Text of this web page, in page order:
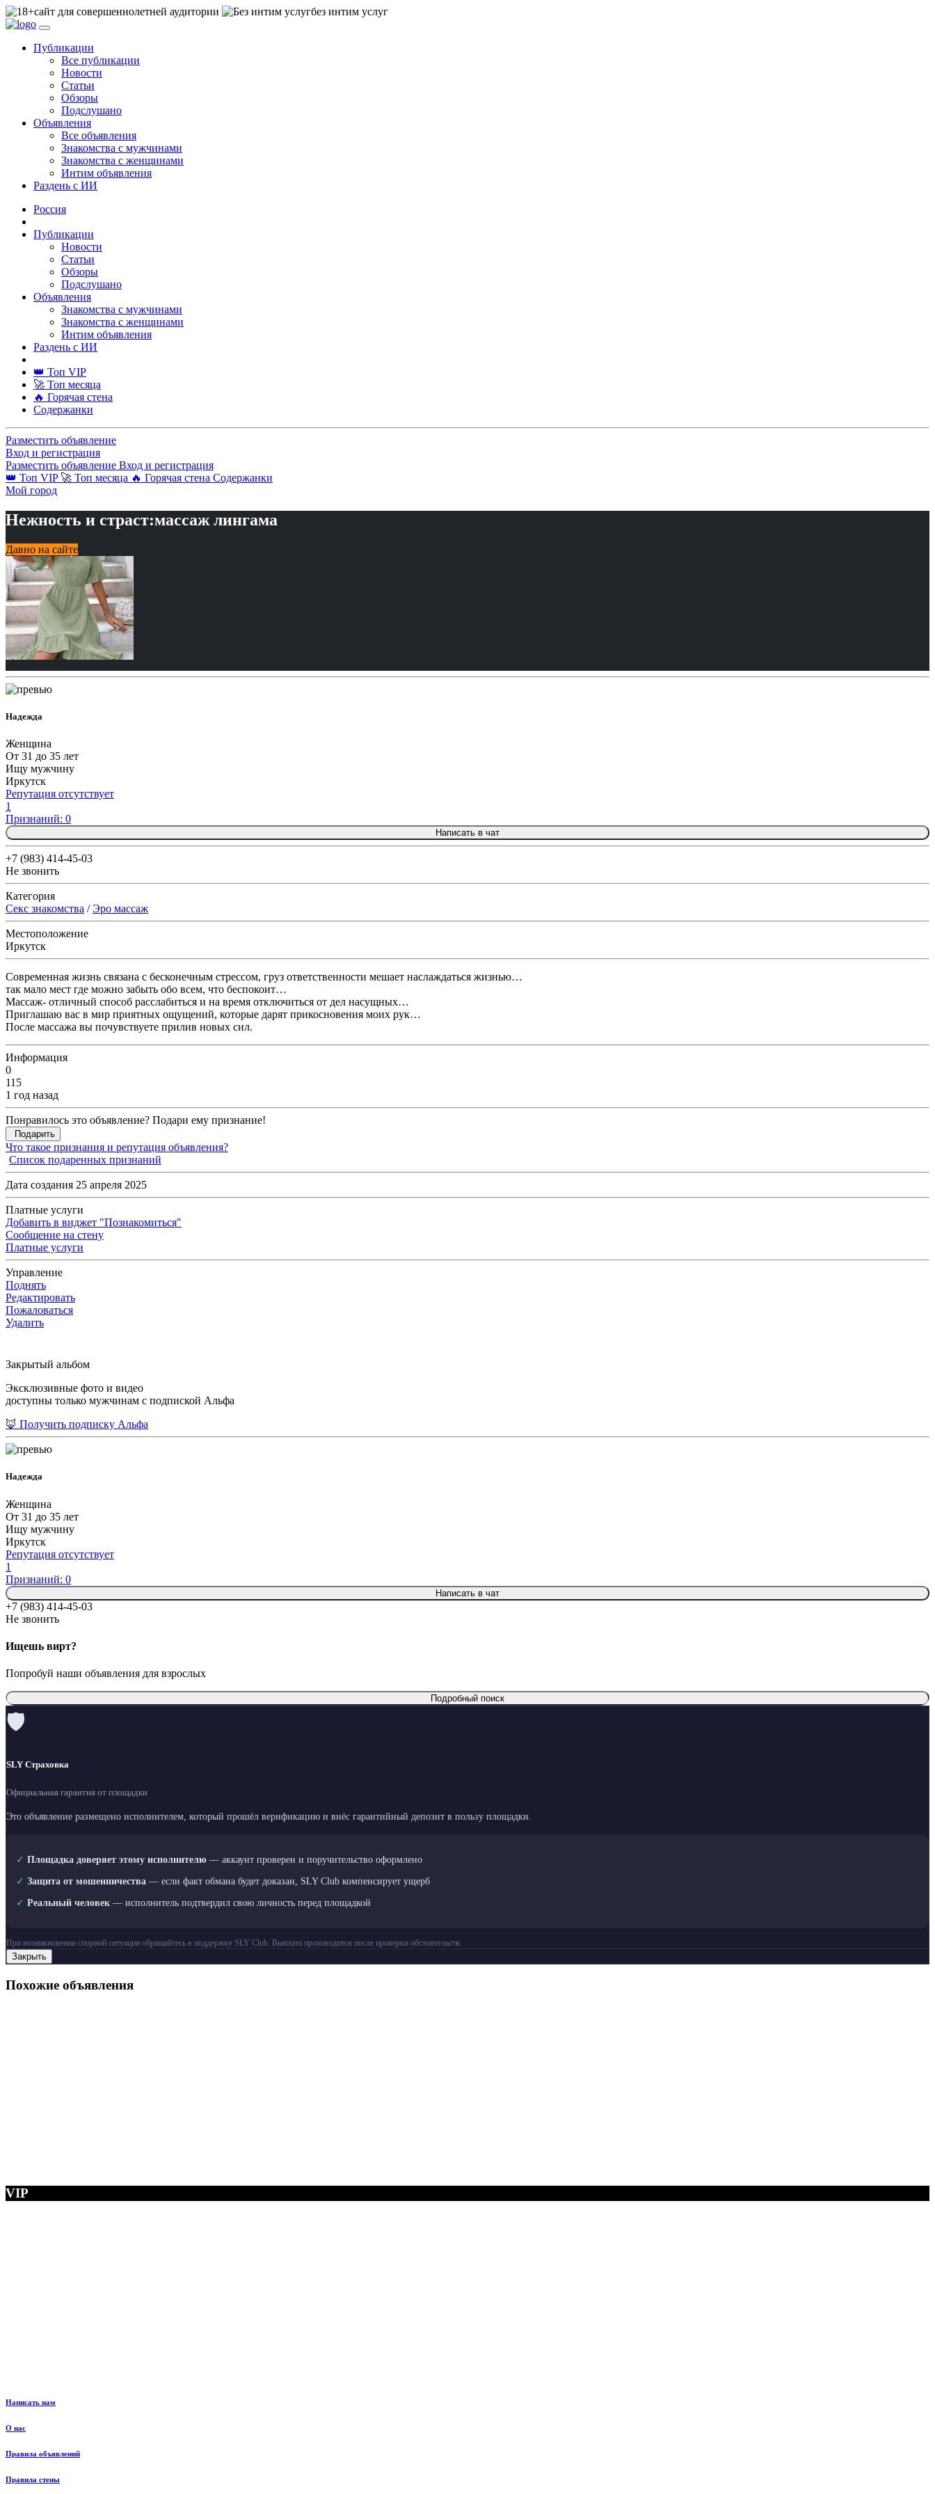
сайт для совершеннолетней аудитории без интим услуг
Публикации
Все публикации
Новости
Статьи
Обзоры
Подслушано
Объявления
Все объявления
Знакомства с мужчинами
Знакомства с женщинами
Интим объявления
Раздень с ИИ
Россия
Публикации
Новости
Статьи
Обзоры
Подслушано
Объявления
Знакомства с мужчинами
Знакомства с женщинами
Интим объявления
Раздень с ИИ
👑 Топ VIP
🚀 Топ месяца
🔥 Горячая стена
Содержанки
Разместить объявление
Вход и регистрация
Разместить объявление Вход и регистрация
👑 Топ VIP 🚀 Топ месяца 🔥 Горячая стена Содержанки
Мой город
Нежность и страст:массаж лингама
Давно на сайте
Надежда
Женщина
От 31 до 35 лет
Ищу мужчину
Иркутск
Репутация отсутствует
1
Признаний: 0
Написать в чат
+7 (983) 414-45-03
Не звонить
Категория
Секс знакомства /Эро массаж
Местоположение
Иркутск
Современная жизнь связана с бесконечным стрессом, груз ответственности мешает наслаждаться жизнью…
так мало мест где можно забыть обо всем, что беспокоит…
Массаж- отличный способ расслабиться и на время отключиться от дел насущных…
Приглашаю вас в мир приятных ощущений, которые дарят прикосновения моих рук…
После массажа вы почувствуете прилив новых сил.
Информация
0
115
1 год назад
Понравилось это объявление? Подари ему признание!
Подарить
Что такое признания и репутация объявления?
Список подаренных признаний
Дата создания 25 апреля 2025
Платные услуги
Добавить в виджет "Познакомиться"
Сообщение на стену
Платные услуги
Управление
Поднять
Редактировать
Пожаловаться
Удалить
Закрытый альбом
Эксклюзивные фото и видео
доступны только мужчинам с подпиской Альфа
🦊 Получить подписку Альфа
Надежда
Женщина
От 31 до 35 лет
Ищу мужчину
Иркутск
Репутация отсутствует
1
Признаний: 0
Написать в чат
+7 (983) 414-45-03
Не звонить
Ищешь вирт?
Попробуй наши объявления для взрослых
Подробный поиск
🛡
SLY Страховка
Официальная гарантия от площадки
Это объявление размещено исполнителем, который прошёл верификацию и внёс гарантийный депозит в пользу площадки.
✓ Площадка доверяет этому исполнителю — аккаунт проверен и поручительство оформлено
✓ Защита от мошенничества — если факт обмана будет доказан, SLY Club компенсирует ущерб
✓ Реальный человек — исполнитель подтвердил свою личность перед площадкой
При возникновении спорной ситуации обращайтесь в поддержку SLY Club. Выплата производится после проверки обстоятельств.
Закрыть
Похожие объявления
VIP
Написать нам
О нас
Правила объявлений
Правила стены